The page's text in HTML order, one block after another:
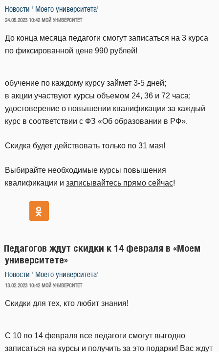
Новости "Моего университета"
ОПУБЛИКОВАНО
24.05.2023 10:42 МОЙ УНИВЕРСИТЕТ
До конца месяца педагоги смогут записаться на 3 курса
по фиксированной цене 990 рублей!
обучение по каждому курсу займет 3-5 дней;
в акции участвуют курсы объемом 24, 36 и 72 часа;
удостоверение о повышении квалификации за каждый
курс в соответствии с ФЗ «Об образовании в РФ».
Скидка будет действовать только по 31 мая!
Выбирайте необходимые курсы повышения
квалификации и записывайтесь прямо сейчас!
Педагогов ждут скидки к 14 февраля в «Моем
университете»
Новости "Моего университета"
ОПУБЛИКОВАНО
13.02.2023 10:42 МОЙ УНИВЕРСИТЕТ
Скидки для тех, кто любит знания!
С 10 по 14 февраля все педагоги смогут выгодно
записаться на курсы и получить за это подарки! Вас ждут